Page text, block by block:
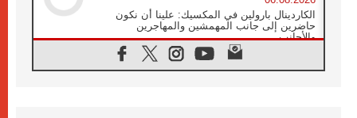
الكاردينال بارولين في المكسيك: علينا أن نكون
حاضرين إلى جانب المهمشين والمهاجرين
والأجانب
البابا لاوُن الرابع عشر للشباب في أسيزي: